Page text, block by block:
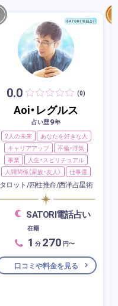
0.0 (0)
Aoi・レグルス
占い歴9年
2人の未来
あなたを好きな人
キャリアアップ
不倫・浮気
事業
人生・スピリチュアル
人間関係（家族・友人）
仕事運
タロット/四柱推命/西洋占星術
SATORI電話占い
在籍
1 分 270 円〜
口コミや料金を見る